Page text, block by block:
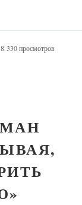
8 330 просмотров